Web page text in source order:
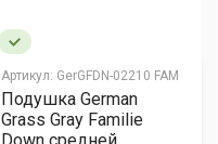
Артикул: GerGFDN-02210 FAM
Подушка German
Grass Gray Familie